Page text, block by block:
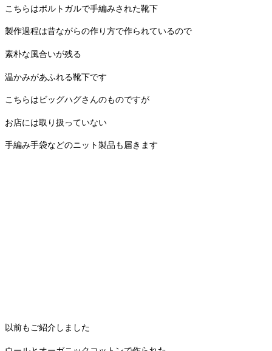
こちらはポルトガルで手編みされた靴下
製作過程は昔ながらの作り方で作られているので
素朴な風合いが残る
温かみがあふれる靴下です
こちらはビッグハグさんのものですが
お店には取り扱っていない
手編み手袋などのニット製品も届きます
以前もご紹介しました